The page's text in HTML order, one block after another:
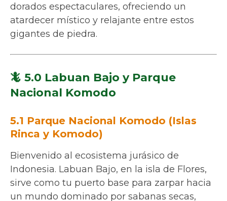
dorados espectaculares, ofreciendo un
atardecer místico y relajante entre estos
gigantes de piedra.
🦎 5.0 Labuan Bajo y Parque
Nacional Komodo
5.1 Parque Nacional Komodo (Islas
Rinca y Komodo)
Bienvenido al ecosistema jurásico de
Indonesia. Labuan Bajo, en la isla de Flores,
sirve como tu puerto base para zarpar hacia
un mundo dominado por sabanas secas,